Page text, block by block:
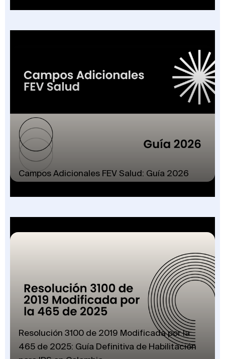
Campos Adicionales FEV Salud: Guía 2026
Resolución 3100 de 2019 Modificada por la
465 de 2025: Guía Definitiva de Habilitación